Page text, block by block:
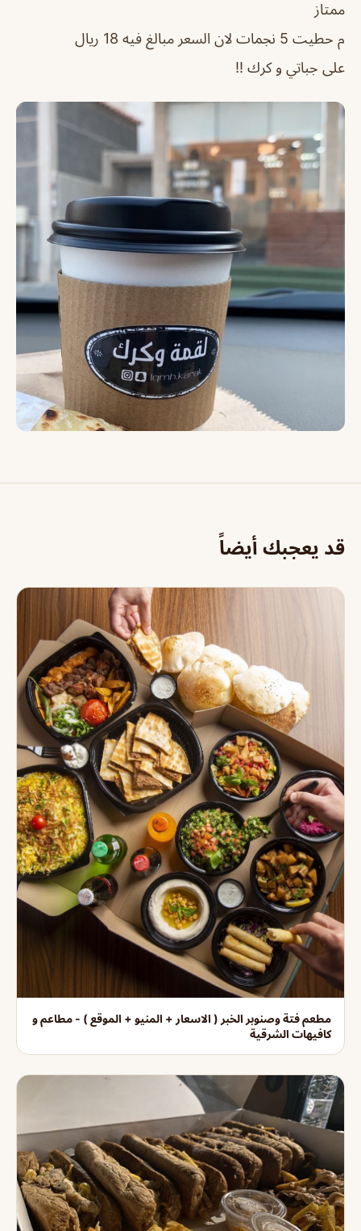
ممتاز
م حطيت 5 نجمات لان السعر مبالغ فيه 18 ريال
على جباتي و كرك !!
قد يعجبك أيضاً
مطعم فتة وصنوبر الخبر ( الاسعار + المنيو + الموقع ) - مطاعم و
كافيهات الشرقية